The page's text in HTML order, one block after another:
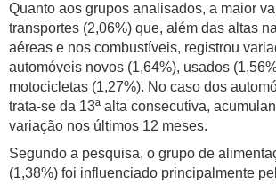
Quanto aos grupos analisados, a maior
transportes (2,06%) que, além das altas
aéreas e nos combustíveis, registrou
automóveis novos (1,64%), usados
motocicletas (1,27%). No caso dos
trata-se da 13ª alta consecutiva,
variação nos últimos 12 meses.
Segundo a pesquisa, o grupo de
(1,38%) foi influenciado principalmente